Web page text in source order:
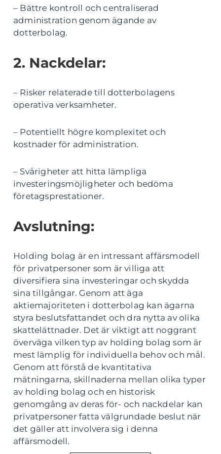
– Bättre kontroll och centraliserad
administration genom ägande av
dotterbolag.
2. Nackdelar:
– Risker relaterade till dotterbolagens
operativa verksamheter.
– Potentiellt högre komplexitet och
kostnader för administration.
– Svårigheter att hitta lämpliga
investeringsmöjligheter och bedöma
företagsprestationer.
Avslutning:
Holding bolag är en intressant affärsmodell
för privatpersoner som är villiga att
diversifiera sina investeringar och skydda
sina tillgångar. Genom att äga
aktiemajoriteten i dotterbolag kan ägarna
styra beslutsfattandet och dra nytta av olika
skattelättnader. Det är viktigt att noggrant
överväga vilken typ av holding bolag som är
mest lämplig för individuella behov och mål.
Genom att förstå de kvantitativa
mätningarna, skillnaderna mellan olika typer
av holding bolag och en historisk
genomgång av deras för- och nackdelar kan
privatpersoner fatta välgrundade beslut när
det gäller att involvera sig i denna
affärsmodell.